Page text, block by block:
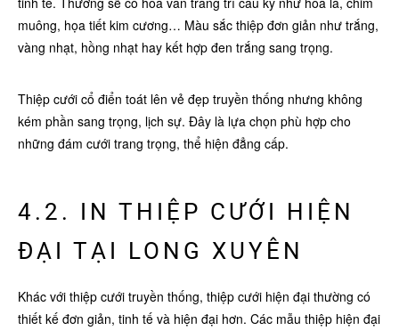
muông, họa tiết kim cương… Màu sắc thiệp đơn giản như trắng,
vàng nhạt, hồng nhạt hay kết hợp đen trắng sang trọng.
Thiệp cưới cổ điển toát lên vẻ đẹp truyền thống nhưng không
kém phần sang trọng, lịch sự. Đây là lựa chọn phù hợp cho
những đám cưới trang trọng, thể hiện đẳng cấp.
4.2. IN THIỆP CƯỚI HIỆN
ĐẠI TẠI LONG XUYÊN
Khác với thiệp cưới truyền thống, thiệp cưới hiện đại thường có
thiết kế đơn giản, tinh tế và hiện đại hơn. Các mẫu thiệp hiện đại